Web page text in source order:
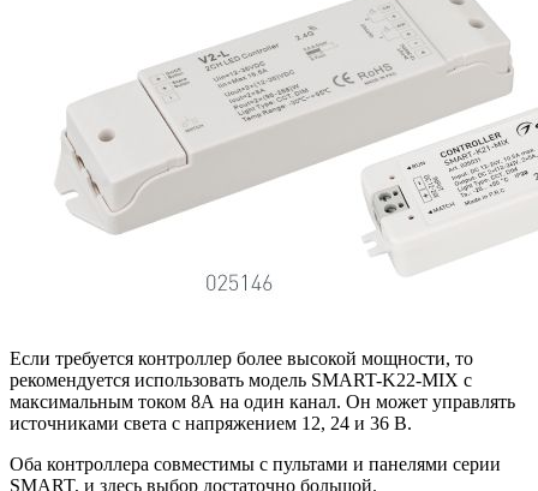
Если требуется контроллер более высокой мощности, то
рекомендуется использовать модель SMART-K22-MIX с
максимальным током 8А на один канал. Он может управлять
источниками света с напряжением 12, 24 и 36 В.
Оба контроллера совместимы с пультами и панелями серии
SMART, и здесь выбор достаточно большой.